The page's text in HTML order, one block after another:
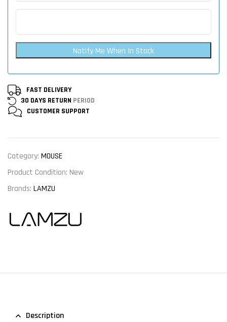
Notify Me When In Stock
FAST DELIVERY
30 DAYS RETURN PERIOD
CUSTOMER SUPPORT
Category: MOUSE
Product Condition: New
Brands: LAMZU
Description